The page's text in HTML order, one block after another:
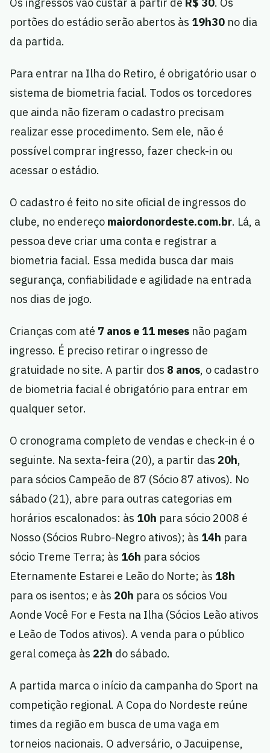
portões do estádio serão abertos às 19h30 no dia
da partida.
Para entrar na Ilha do Retiro, é obrigatório usar o
sistema de biometria facial. Todos os torcedores
que ainda não fizeram o cadastro precisam
realizar esse procedimento. Sem ele, não é
possível comprar ingresso, fazer check-in ou
acessar o estádio.
O cadastro é feito no site oficial de ingressos do
clube, no endereço maiordonordeste.com.br. Lá, a
pessoa deve criar uma conta e registrar a
biometria facial. Essa medida busca dar mais
segurança, confiabilidade e agilidade na entrada
nos dias de jogo.
Crianças com até 7 anos e 11 meses não pagam
ingresso. É preciso retirar o ingresso de
gratuidade no site. A partir dos 8 anos, o cadastro
de biometria facial é obrigatório para entrar em
qualquer setor.
O cronograma completo de vendas e check-in é o
seguinte. Na sexta-feira (20), a partir das 20h,
para sócios Campeão de 87 (Sócio 87 ativos). No
sábado (21), abre para outras categorias em
horários escalonados: às 10h para sócio 2008 é
Nosso (Sócios Rubro-Negro ativos); às 14h para
sócio Treme Terra; às 16h para sócios
Eternamente Estarei e Leão do Norte; às 18h
para os isentos; e às 20h para os sócios Vou
Aonde Você For e Festa na Ilha (Sócios Leão ativos
e Leão de Todos ativos). A venda para o público
geral começa às 22h do sábado.
A partida marca o início da campanha do Sport na
competição regional. A Copa do Nordeste reúne
times da região em busca de uma vaga em
torneios nacionais. O adversário, o Jacuipense,